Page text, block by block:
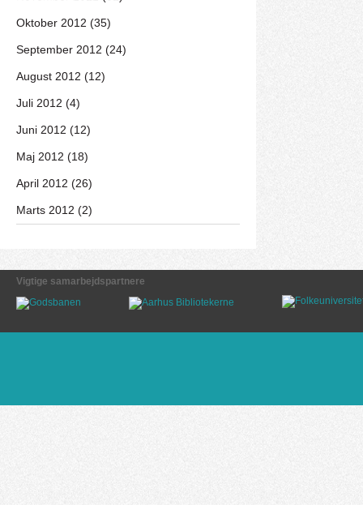
Oktober 2012 (35)
September 2012 (24)
August 2012 (12)
Juli 2012 (4)
Juni 2012 (12)
Maj 2012 (18)
April 2012 (26)
Marts 2012 (2)
Vigtige samarbejdspartnere